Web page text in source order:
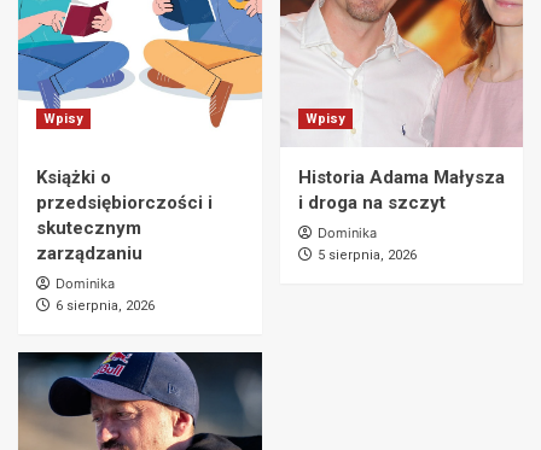
Wpisy
Książki o
przedsiębiorczości i
skutecznym
zarządzaniu
Dominika
6 sierpnia, 2026
Wpisy
Historia Adama Małysza
i droga na szczyt
Dominika
5 sierpnia, 2026